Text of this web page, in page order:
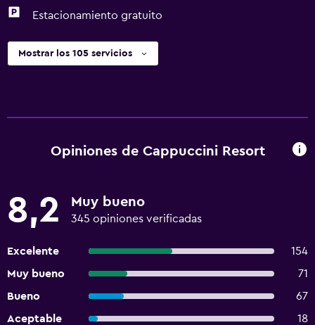
Estacionamiento gratuito
Mostrar los 105 servicios
Opiniones de Cappuccini Resort
8,2 Muy bueno
345 opiniones verificadas
Excelente
154
Muy bueno
71
Bueno
67
Aceptable
18